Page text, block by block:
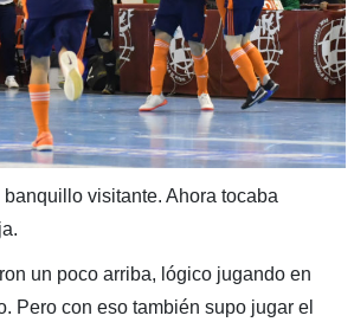
visitante. Ahora tocaba
un poco arriba, lógico jugando en
Pero con eso también supo jugar el